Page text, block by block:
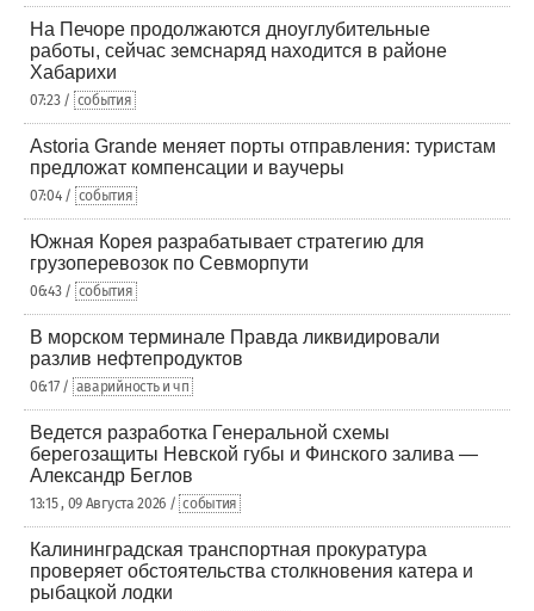
На Печоре продолжаются дноуглубительные
работы, сейчас земснаряд находится в районе
Хабарихи
07:23 / события
Astoria Grande меняет порты отправления: туристам
предложат компенсации и ваучеры
07:04 / события
Южная Корея разрабатывает стратегию для
грузоперевозок по Севморпути
06:43 / события
В морском терминале Правда ликвидировали
разлив нефтепродуктов
06:17 / аварийность и чп
Ведется разработка Генеральной схемы
берегозащиты Невской губы и Финского залива —
Александр Беглов
13:15 , 09 Августа 2026 / события
Калининградская транспортная прокуратура
проверяет обстоятельства столкновения катера и
рыбацкой лодки